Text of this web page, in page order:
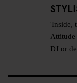
'Inside,
DJ or